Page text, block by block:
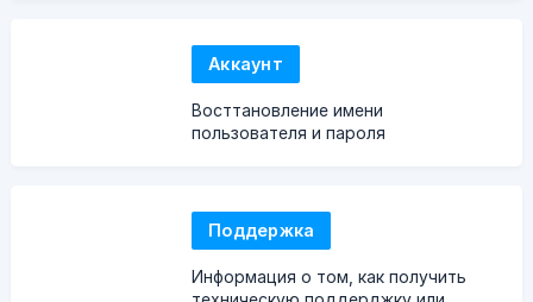
Аккаунт
Восттановление имени
пользователя и пароля
Поддержка
Информация о том, как получить